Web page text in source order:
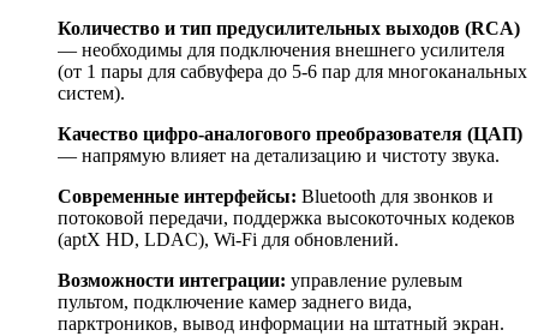
Количество и тип предусилительных выходов (RCA)
— необходимы для подключения внешнего усилителя
(от 1 пары для сабвуфера до 5-6 пар для многоканальных
систем).
Качество цифро-аналогового преобразователя (ЦАП)
— напрямую влияет на детализацию и чистоту звука.
Современные интерфейсы: Bluetooth для звонков и
потоковой передачи, поддержка высокоточных кодеков
(aptX HD, LDAC), Wi-Fi для обновлений.
Возможности интеграции: управление рулевым
пультом, подключение камер заднего вида,
парктроников, вывод информации на штатный экран.